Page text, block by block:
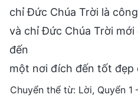
chỉ Đức Chúa Trời là
và chỉ Đức Chúa Trời
đến
một nơi đích đến tốt đẹp
Chuyển thể từ: Lời, Quyển